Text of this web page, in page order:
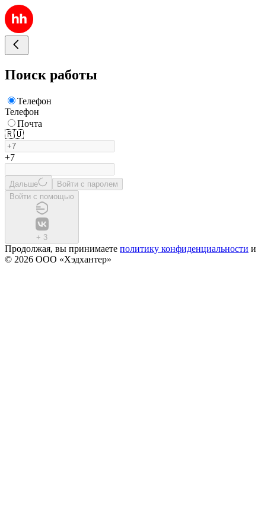
Поиск работы
Телефон
Телефон
Почта
🇷🇺
+7
Дальше
Войти с паролем
Войти с помощью
+ 3
Продолжая, вы принимаете политику конфиденциальности и
© 2026 ООО «Хэдхантер»